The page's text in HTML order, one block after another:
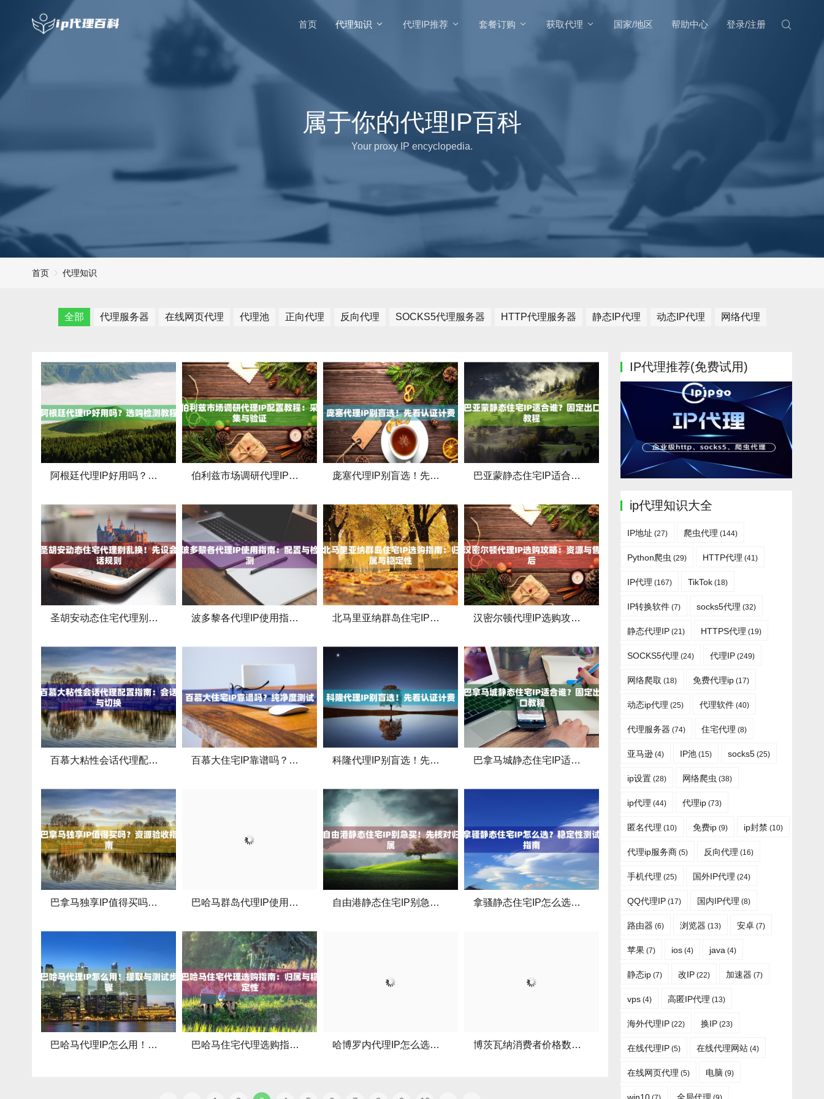
首页 代理知识 代理IP推荐 套餐订购 获取代理 国家/地区 帮助中心 登录/注册
属于你的代理IP百科
Your proxy IP encyclopedia.
首页 代理知识
全部 代理服务器 在线网页代理 代理池 正向代理 反向代理 SOCKS5代理服务器 HTTP代理服务器 静态IP代理 动态IP代理 网络代理
阿根廷代理IP好用吗？选购检测教程 伯利兹市场调研代理IP配置教程：采集与验证 庞塞代理IP别盲选！先看认证计费 巴亚蒙静态住宅IP适合谁？固定出口教程
圣胡安动态住宅代理别乱换！先设会话规则 波多黎各代理IP使用指南：配置与检测 北马里亚纳群岛住宅IP选购指南：归属与稳定性 汉密尔顿代理IP选购攻略：资源与售后
百慕大粘性会话代理配置指南：会话与切换 百慕大住宅IP靠谱吗？纯净度测试 科隆代理IP别盲选！先看认证计费 巴拿马城静态住宅IP适合谁？固定出口教程
巴拿马独享IP值得买吗？资源验收指南 巴哈马群岛代理IP使用指南：配置与检测 自由港静态住宅IP别急买！先核对归属 拿骚静态住宅IP怎么选？稳定性测试指南
巴哈马代理IP怎么用！提取与测试步骤 巴哈马住宅代理选购指南：归属与稳定性 哈博罗内代理IP怎么选？配置与测试指南 博茨瓦纳消费者价格数据采集代理实操指南：地区与轮换
IP代理推荐(免费试用)
ip代理知识大全
IP地址 (27) 爬虫代理 (144)
Python爬虫 (29) HTTP代理 (41)
IP代理 (167) TikTok (18)
IP转换软件 (7) socks5代理 (32)
静态代理IP (21) HTTPS代理 (19)
SOCKS5代理 (24) 代理IP (249)
网络爬取 (18) 免费代理ip (17)
动态ip代理 (25) 代理软件 (40)
代理服务器 (74) 住宅代理 (8)
亚马逊 (4) IP池 (15) socks5 (25)
ip设置 (28) 网络爬虫 (38)
ip代理 (44) 代理ip (73)
匿名代理 (10) 免费ip (9) ip封禁 (10)
代理ip服务商 (5) 反向代理 (16)
手机代理 (25) 国外IP代理 (24)
QQ代理IP (17) 国内IP代理 (8)
路由器 (6) 浏览器 (13) 安卓 (7)
苹果 (7) ios (4) java (4)
静态ip (7) 改IP (22) 加速器 (7)
vps (4) 高匿IP代理 (13)
海外代理IP (22) 换IP (23)
在线代理IP (5) 在线代理网站 (4)
在线网页代理 (5) 电脑 (9)
win10 全局代理